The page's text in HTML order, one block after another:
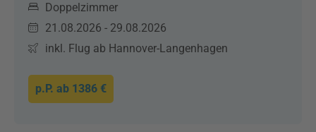
Doppelzimmer
21.08.2026 - 29.08.2026
inkl. Flug ab Hannover-Langenhagen
p.P. ab 1386 €